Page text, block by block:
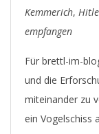
Kemmerich,
empfangen
Für brettl-im-
und die
miteinander zu
ein Vogelschiss